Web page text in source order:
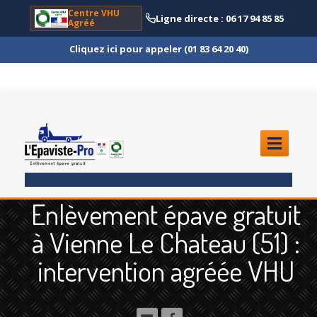
Centre VHU
Agréé
Ligne directe : 06 17 94 85 85
Cliquez ici pour appeler (01 83 64 20 40)
ENLÈVEMENTÉPAVE
Quoi ?
Scooteret Moto
Camion
et Poids Lourd
Enlèvement épave gratuit
à Vienne Le Chateau (51) :
intervention agréée VHU